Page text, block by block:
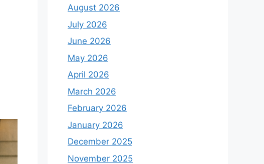
August 2026
July 2026
June 2026
May 2026
April 2026
March 2026
February 2026
January 2026
December 2025
November 2025